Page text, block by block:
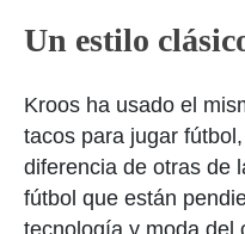
Un estilo
Kroos ha usado el
tacos para jugar
diferencia de otras de
fútbol que están
tecnología y moda del